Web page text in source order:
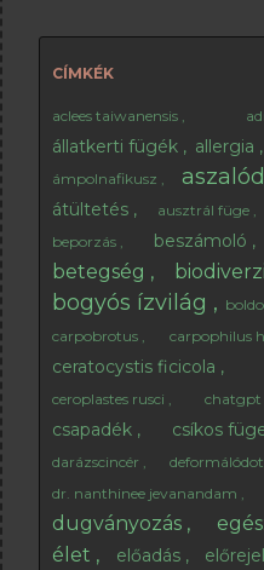
Hét darab dugványt
eldugványoztam. Akit
CÍMKÉK
aclees taiwanensis
állatkerti fügék
allergia
ámpolnafikusz
átültetés ausztrál füge
beporzás beszámoló
betegség
bogyós ízvilág
carpobrotus carpophilus
ceratocystis ficicola
ceroplastes rusci
chatgpt
csapadék csíkos
darázscincér
dr. nanthinee jevanandam
dugványozás
élet előadás